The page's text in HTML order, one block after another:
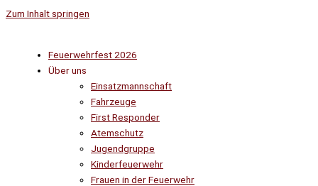
Zum Inhalt springen
Feuerwehrfest 2026
Über uns
Einsatzmannschaft
Fahrzeuge
First Responder
Atemschutz
Jugendgruppe
Kinderfeuerwehr
Frauen in der Feuerwehr